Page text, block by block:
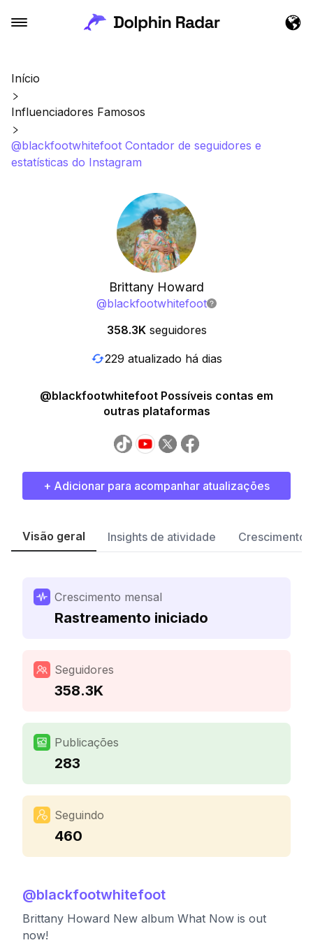
Início
Influenciadores Famosos
@blackfootwhitefoot Contador de seguidores e
estatísticas do Instagram
Brittany Howard
@blackfootwhitefoot
358.3K seguidores
229 atualizado há dias
@blackfootwhitefoot Possíveis contas em
outras plataformas
+ Adicionar para acompanhar atualizações
Visão geral Insights de atividade Crescimento
Crescimento mensal
Rastreamento iniciado
Seguidores
358.3K
Publicações
283
Seguindo
460
@blackfootwhitefoot
Brittany Howard New album What Now is out
now!